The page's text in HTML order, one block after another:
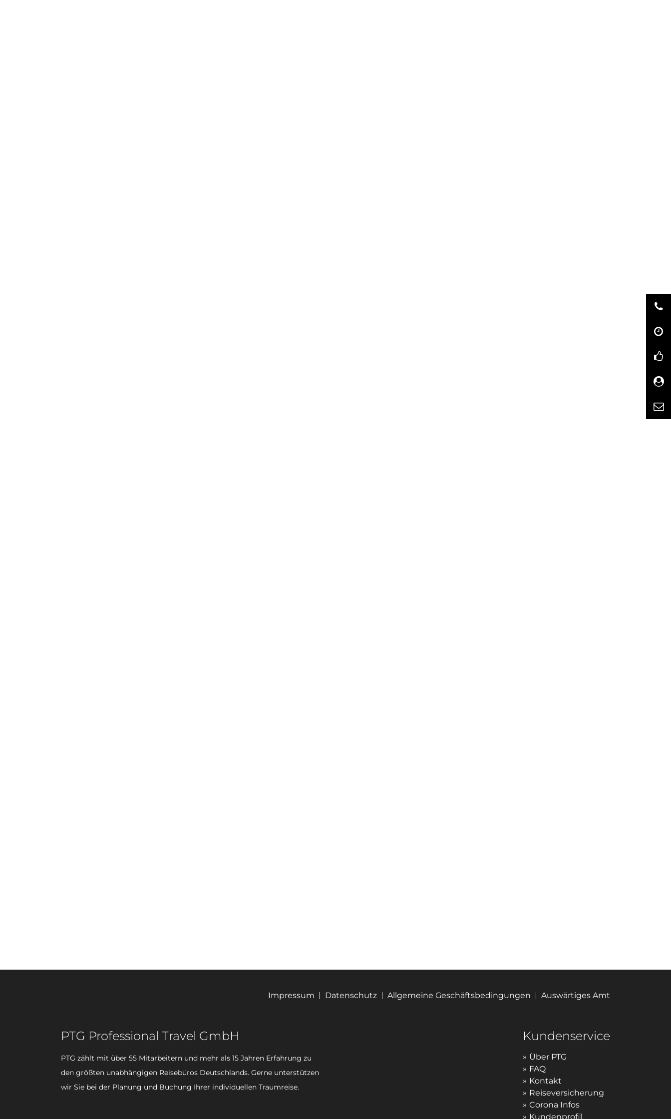
Impressum Datenschutz Allgemeine Geschäftsbedingungen Auswärtiges Amt
PTG Professional Travel GmbH
PTG zählt mit über 55 Mitarbeitern und mehr als 15 Jahren Erfahrung zu
den größten unabhängigen Reisebüros Deutschlands. Gerne unterstützen
wir Sie bei der Planung und Buchung Ihrer individuellen Traumreise.
Kundenservice
Über PTG
FAQ
Kontakt
Reiseversicherung
Corona Infos
Kundenprofil